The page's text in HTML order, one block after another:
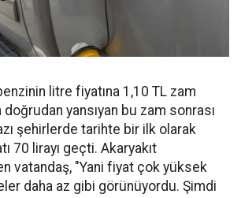
litre fiyatına 1,10 TL zam
doğrudan yansıyan bu zam sonrası
şehirlerde tarihte bir ilk olarak
70 lirayı geçti. Akaryakıt
vatandaş, "Yani fiyat çok yüksek
daha az gibi görünüyordu. Şimdi